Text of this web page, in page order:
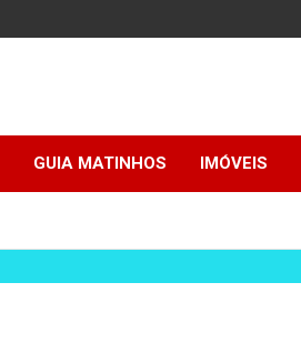
GUIA MATINHOS IMÓVEIS